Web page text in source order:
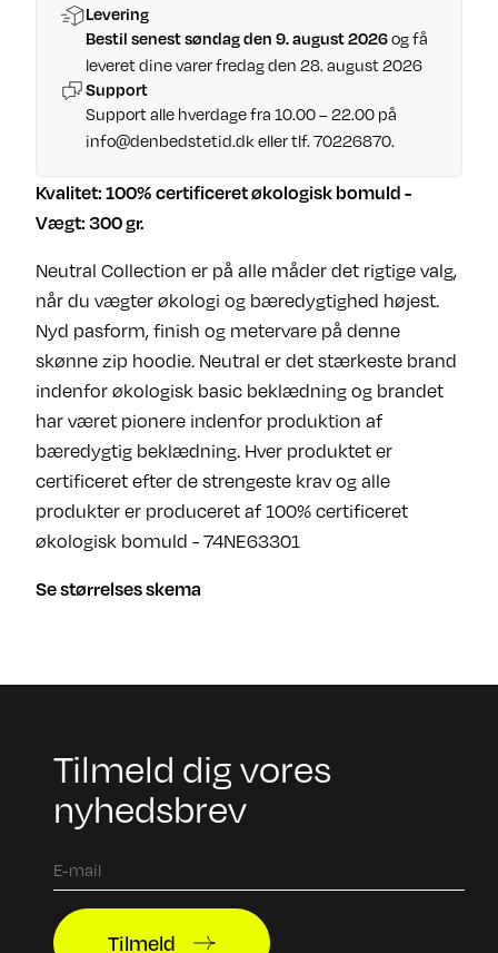
Levering
Bestil senest søndag den 9. august 2026og få
leveret dine varer fredag den 28. august 2026
Support
Support alle hverdage fra 10.00 – 22.00 på
info@denbedstetid.dk eller tlf. 70226870.
Kvalitet: 100% certificeret økologisk bomuld -
Vægt: 300 gr.
Neutral Collection er på alle måder det rigtige valg,
når du vægter økologi og bæredygtighed højest.
Nyd pasform, finish og metervare på denne
skønne zip hoodie. Neutral er det stærkeste brand
indenfor økologisk basic beklædning og brandet
har været pionere indenfor produktion af
bæredygtig beklædning. Hver produktet er
certificeret efter de strengeste krav og alle
produkter er produceret af 100% certificeret
økologisk bomuld - 74NE63301
Se størrelses skema
Tilmeld dig vores
nyhedsbrev
Tilmeld